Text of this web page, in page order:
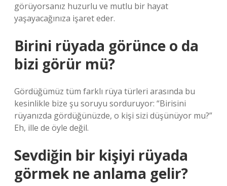
görüyorsanız huzurlu ve mutlu bir hayat
yaşayacağınıza işaret eder.
Birini rüyada görünce o da
bizi görür mü?
Gördüğümüz tüm farklı rüya türleri arasında bu
kesinlikle bize şu soruyu sorduruyor: “Birisini
rüyanızda gördüğünüzde, o kişi sizi düşünüyor mu?”
Eh, ille de öyle değil.
Sevdiğin bir kişiyi rüyada
görmek ne anlama gelir?